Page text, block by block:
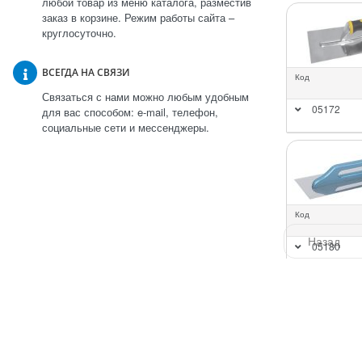
заказ в корзине. Режим работы сайта –
круглосуточно.
ВСЕГДА НА СВЯЗИ
Связаться с нами можно любым удобным
для вас способом: e-mail, телефон,
социальные сети и мессенджеры.
Код
05172
Код
05180
Назад